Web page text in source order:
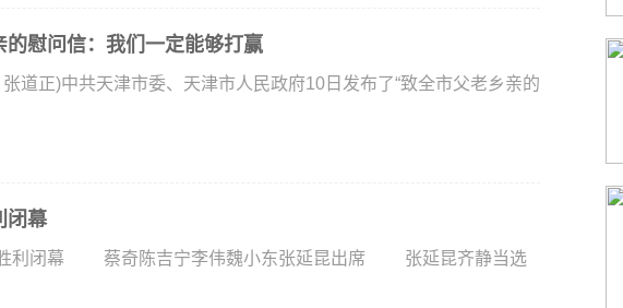
慰问信：我们一定能够打赢
正)中共天津市委、天津市人民政府10日发布了“致全市父老乡亲的
闭幕
蔡奇陈吉宁李伟魏小东张延昆出席 张延昆齐静当选